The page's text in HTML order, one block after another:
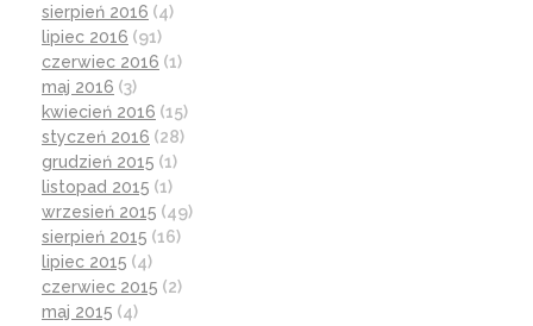
sierpień 2016 (4)
lipiec 2016 (91)
czerwiec 2016 (1)
maj 2016 (3)
kwiecień 2016 (15)
styczeń 2016 (28)
grudzień 2015 (1)
listopad 2015 (1)
wrzesień 2015 (49)
sierpień 2015 (16)
lipiec 2015 (4)
czerwiec 2015 (2)
maj 2015 (4)